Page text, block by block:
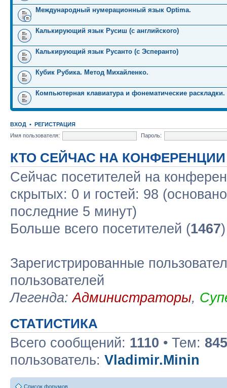
Международный нумерационный язык Optima.
Калькирующий язык Русиш (с английского)
Калькирующий язык Русанто (с Эсперанто)
Кубик Рубика. Метод Михайленко.
Компьютерная клавиатура и фонематические раскладки.
ВХОД • РЕГИСТРАЦИЯ
Имя пользователя:
Пароль:
КТО СЕЙЧАС НА КОНФЕРЕНЦИИ
Сейчас посетителей на
скрытых: 0 и гостей: 98
последние 5 минут)
Больше всего посетителей (1467
Зарегистрированные
пользователей
Легенда:Администраторы,
СТАТИСТИКА
Всего сообщений: 1110 • Тем: 845
пользователь: Vladimir.Minin
Список форумов